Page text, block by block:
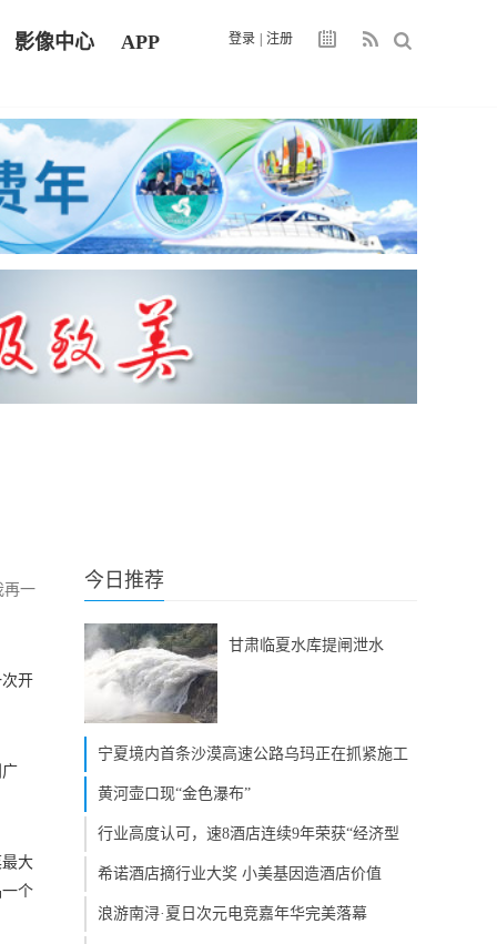
登录 注册
影像中心 APP
再一
开
大
个
今日推荐
甘肃临夏水库提闸泄水
宁夏境内首条沙漠高速公路乌玛正在抓紧施工
黄河壶口现“金色瀑布”
行业高度认可，速8酒店连续9年荣获“经济型
希诺酒店摘行业大奖 小美基因造酒店价值
浪游南浔·夏日次元电竞嘉年华完美落幕